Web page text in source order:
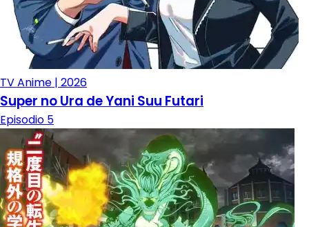
TV Anime | 2026
Super no Ura de Yani Suu Futari
Episodio 5